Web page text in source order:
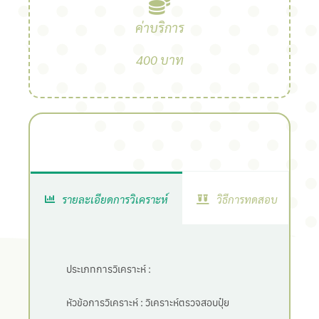
ค่าบริการ
400 บาท
รายละเอียดการวิเคราะห์ วิธีการทดสอบ
ประเภทการวิเคราะห์ :
หัวข้อการวิเคราะห์ : วิเคราะห์ตรวจสอบปุ๋ย